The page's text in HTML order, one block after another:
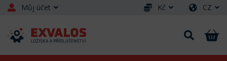
Můj účet Kč CZ